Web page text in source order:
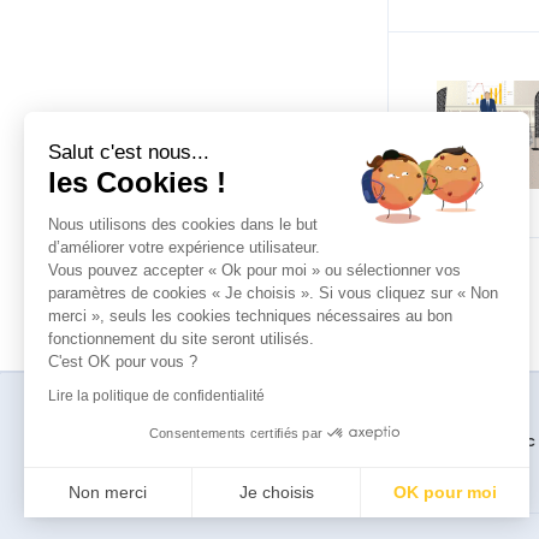
Salut c'est nous...
les Cookies !
Nous utilisons des cookies dans le but
d’améliorer votre expérience utilisateur.
Vous pouvez accepter « Ok pour moi » ou sélectionner vos
paramètres de cookies « Je choisis ». Si vous cliquez sur « Non
merci », seuls les cookies techniques nécessaires au bon
fonctionnement du site seront utilisés.
C'est OK pour vous ?
Lire la politique de confidentialité
Consentements certifiés par
Non merci Je choisis OK pour moi